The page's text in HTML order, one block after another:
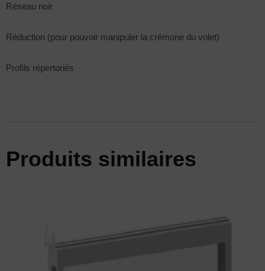
Réseau noir
Réduction (pour pouvoir manipuler la crémone du volet)
Profils répertoriés
Produits similaires